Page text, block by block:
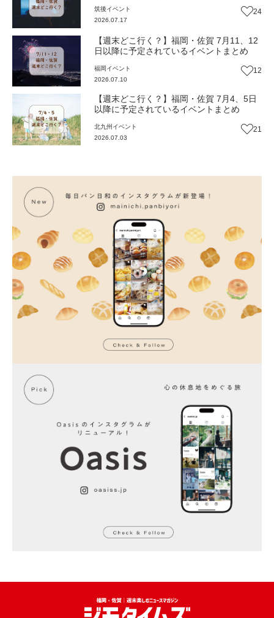
筑後イベント
2026.07.17
24
【週末どこ行く？】福岡・佐賀 7月11、12
日以降に予定されているイベントまとめ
福岡 イベント
2026.07.10
12
【週末どこ行く？】福岡・佐賀 7月4、5日
以降に予定されているイベントまとめ
北九州 イベント
2026.07.03
21